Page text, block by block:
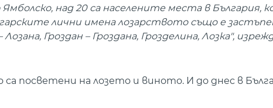
Ямболско, над 20 са населените места в България,
лични имена лозарството също е
Гроздан – Гроздана, Грозделина, Лозка",
посветени на лозето и виното. И до днес в